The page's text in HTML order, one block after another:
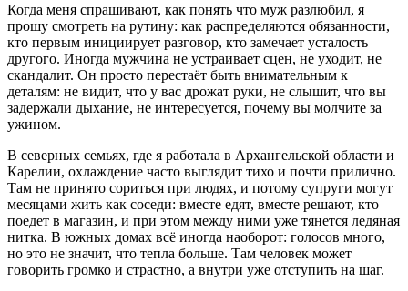
Когда меня спрашивают, как понять что муж разлюбил, я
прошу смотреть на рутину: как распределяются обязанности,
кто первым инициирует разговор, кто замечает усталость
другого. Иногда мужчина не устраивает сцен, не уходит, не
скандалит. Он просто перестаёт быть внимательным к
деталям: не видит, что у вас дрожат руки, не слышит, что вы
задержали дыхание, не интересуется, почему вы молчите за
ужином.
В северных семьях, где я работала в Архангельской области и
Карелии, охлаждение часто выглядит тихо и почти прилично.
Там не принято сориться при людях, и потому супруги могут
месяцами жить как соседи: вместе едят, вместе решают, кто
поедет в магазин, и при этом между ними уже тянется ледяная
нитка. В южных домах всё иногда наоборот: голосов много,
но это не значит, что тепла больше. Там человек может
говорить громко и страстно, а внутри уже отступить на шаг.